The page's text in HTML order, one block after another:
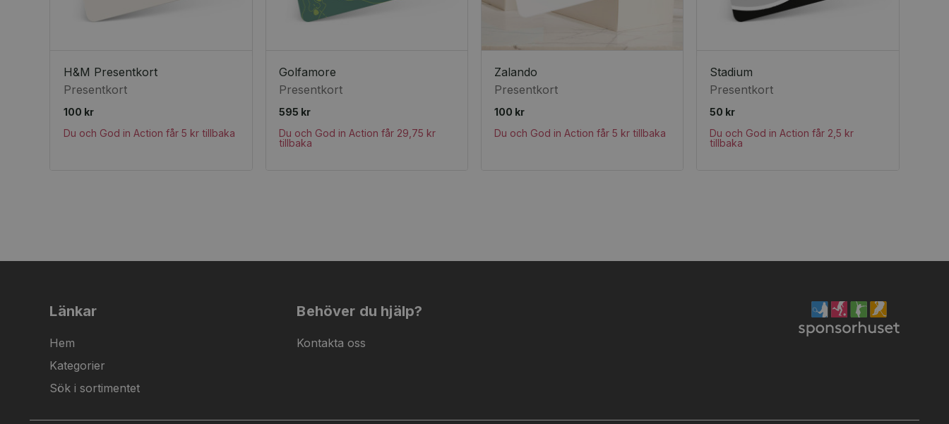
H&M Presentkort
Presentkort
100 kr
Du och God in Action får 5 kr tillbaka
Golfamore
Presentkort
595 kr
Du och God in Action får 29,75 kr
tillbaka
Zalando
Presentkort
100 kr
Du och God in Action får 5 kr tillbaka
Stadium
Presentkort
50 kr
Du och God in Action får 2,5 kr
tillbaka
Länkar
Hem
Kategorier
Sök i sortimentet
Behöver du hjälp?
Kontakta oss